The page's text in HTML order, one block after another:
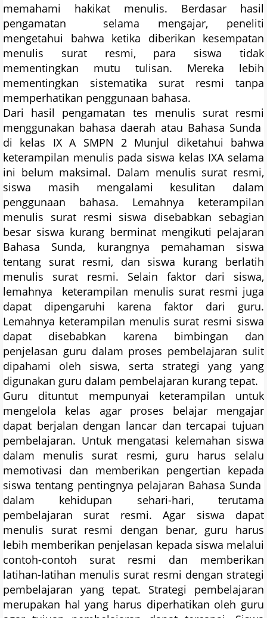
memahami hakikat menulis. Berdasar hasil
pengamatan selama mengajar, peneliti
mengetahui bahwa ketika diberikan kesempatan
menulis surat resmi, para siswa tidak
mementingkan mutu tulisan. Mereka lebih
mementingkan sistematika surat resmi tanpa
memperhatikan penggunaan bahasa.
Dari hasil pengamatan tes menulis surat resmi
menggunakan bahasa daerah atau Bahasa Sunda
di kelas IX A SMPN 2 Munjul diketahui bahwa
keterampilan menulis pada siswa kelas IXA selama
ini belum maksimal. Dalam menulis surat resmi,
siswa masih mengalami kesulitan dalam
penggunaan bahasa. Lemahnya keterampilan
menulis surat resmi siswa disebabkan sebagian
besar siswa kurang berminat mengikuti pelajaran
Bahasa Sunda, kurangnya pemahaman siswa
tentang surat resmi, dan siswa kurang berlatih
menulis surat resmi. Selain faktor dari siswa,
lemahnya keterampilan menulis surat resmi juga
dapat dipengaruhi karena faktor dari guru.
Lemahnya keterampilan menulis surat resmi siswa
dapat disebabkan karena bimbingan dan
penjelasan guru dalam proses pembelajaran sulit
dipahami oleh siswa, serta strategi yang yang
digunakan guru dalam pembelajaran kurang tepat.
Guru dituntut mempunyai keterampilan untuk
mengelola kelas agar proses belajar mengajar
dapat berjalan dengan lancar dan tercapai tujuan
pembelajaran. Untuk mengatasi kelemahan siswa
dalam menulis surat resmi, guru harus selalu
memotivasi dan memberikan pengertian kepada
siswa tentang pentingnya pelajaran Bahasa Sunda
dalam kehidupan sehari-hari, terutama
pembelajaran surat resmi. Agar siswa dapat
menulis surat resmi dengan benar, guru harus
lebih memberikan penjelasan kepada siswa melalui
contoh-contoh surat resmi dan memberikan
latihan-latihan menulis surat resmi dengan strategi
pembelajaran yang tepat. Strategi pembelajaran
merupakan hal yang harus diperhatikan oleh guru